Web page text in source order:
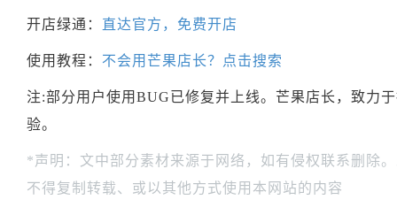
开店绿通： 直达官方，免费开店
使用教程： 不会用芒果店长？点击搜索
注:部分用户使用BUG已修复并上线。芒果店长，致力
验。
*声明：文中部分素材来源于网络，如有侵权联系删除
不得复制转载、或以其他方式使用本网站的内容